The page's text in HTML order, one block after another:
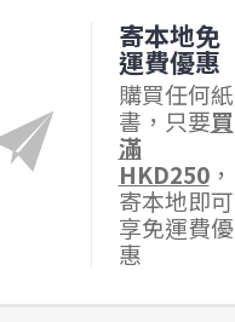
寄本地免
運費優惠
購買任何紙
書，只要買
滿
HKD250，
寄本地即可
享免運費優
惠